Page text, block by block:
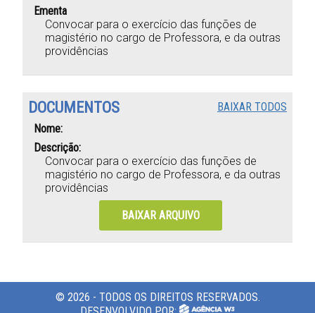
Ementa
Convocar para o exercício das funções de
magistério no cargo de Professora, e da outras
providências
DOCUMENTOS
BAIXAR TODOS
Nome:
Descrição:
Convocar para o exercício das funções de
magistério no cargo de Professora, e da outras
providências
BAIXAR ARQUIVO
© 2026 - TODOS OS DIREITOS RESERVADOS.